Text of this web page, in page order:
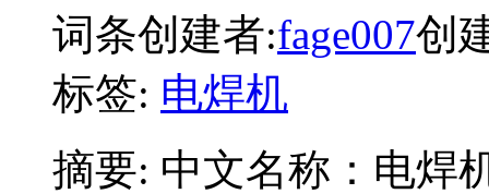
词条创建者:fage007创
标签: 电焊机
摘要: 中文名称：电焊